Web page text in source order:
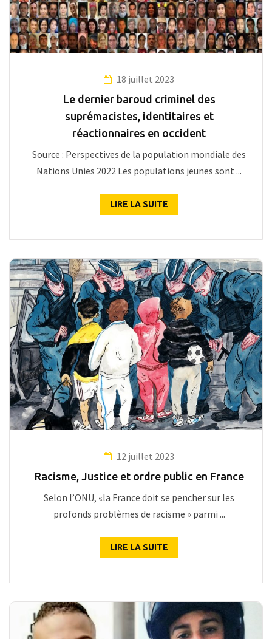
18 juillet 2023
Le dernier baroud criminel des
suprémacistes, identitaires et
réactionnaires en occident
Source : Perspectives de la population mondiale des
Nations Unies 2022 Les populations jeunes sont ...
LIRE LA SUITE
12 juillet 2023
Racisme, Justice et ordre public en France
Selon l’ONU, «la France doit se pencher sur les
profonds problèmes de racisme » parmi ...
LIRE LA SUITE